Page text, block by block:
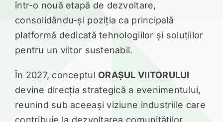
într-o nouă etapă de dezvoltare,
consolidându-și poziția ca principală
platformă dedicată tehnologiilor și soluțiilor
În 2027, conceptulORAȘUL VIITORULUI
devine direcția strategică a evenimentului,
reunind sub aceeași viziune industriile care